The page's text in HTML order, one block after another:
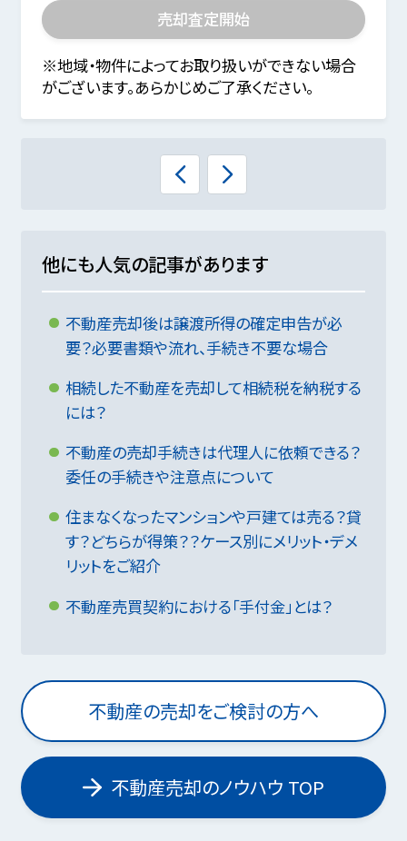
売却査定開始
※地域・物件によってお取り扱いができない場合
がございます。あらかじめご了承ください。
他にも人気の記事があります
不動産売却後は譲渡所得の確定申告が必
要？必要書類や流れ、手続き不要な場合
相続した不動産を売却して相続税を納税する
には？
不動産の売却手続きは代理人に依頼できる？
委任の手続きや注意点について
住まなくなったマンションや戸建ては売る？貸
す？どちらが得策？？ケース別にメリット・デメ
リットをご紹介
不動産売買契約における「手付金」とは？
不動産の売却をご検討の方へ
不動産売却のノウハウ TOP